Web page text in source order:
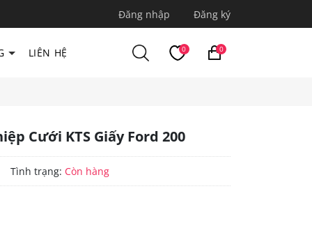
Đăng nhập Đăng ký
LIÊN HỆ 0 0
Cưới KTS Giấy Ford 200
Tình trạng: Còn hàng